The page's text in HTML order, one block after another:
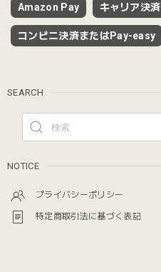
Amazon Pay キャリア決済
コンビニ決済またはPay-easy
SEARCH
NOTICE
プライバシーポリシー
特定商取引法に基づく表記